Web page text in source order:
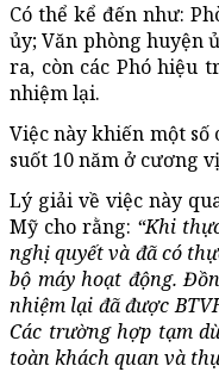
Có thể kể đến như:
ủy; Văn phòng huyện
ra, còn các Phó hiệu
nhiệm lại.
Việc này khiến một số
suốt 10 năm ở cương
Lý giải về việc này
Mỹ cho rằng: “Khi
nghị quyết và đã có
bộ máy hoạt động.
nhiệm lại đã được
Các trường hợp tạm
toàn khách quan và